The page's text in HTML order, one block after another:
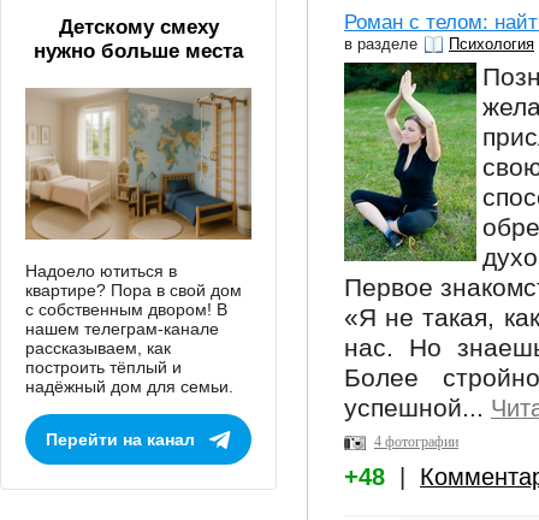
Роман с телом:
в разделе Психология
Первое
«Я не такая,
нас. Но
Более
успешной...
4 фотографии
+48
Детскому смеху
нужно больше места
Надоело ютиться в
квартире? Пора в свой дом
с собственным двором! В
нашем телеграм-канале
рассказываем, как
построить тёплый и
надёжный дом для семьи.
Перейти на канал